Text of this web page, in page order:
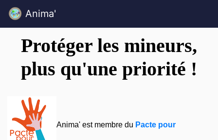
Anima'
Protéger les mineurs,
plus qu'une priorité !
Anima' est membre du Pacte pour